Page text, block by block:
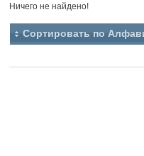
Ничего не найдено!
Сортировать по